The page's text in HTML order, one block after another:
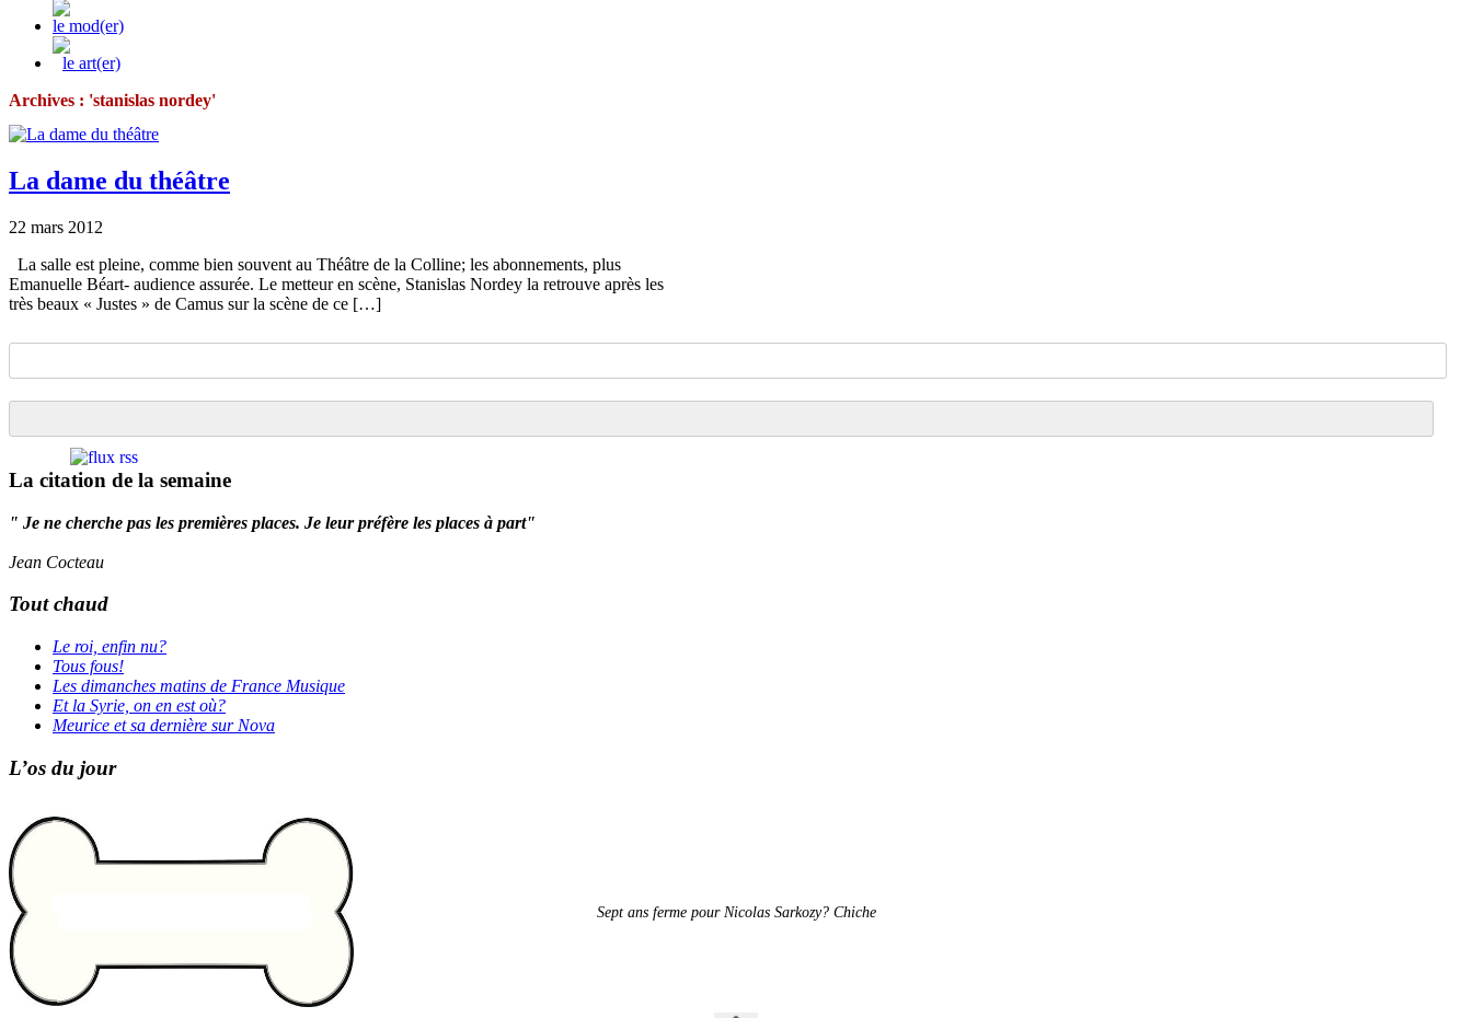
le mod(er)
le art(er)
Archives : 'stanislas nordey'
La dame du théâtre
22 mars 2012
La salle est pleine, comme bien souvent au Théâtre de la Colline; les abonnements, plus
Emanuelle Béart- audience assurée. Le metteur en scène, Stanislas Nordey la retrouve après les
très beaux « Justes » de Camus sur la scène de ce […]
La citation de la semaine
" Je ne cherche pas les premières places. Je leur préfère les places à part"
Jean Cocteau
Tout chaud
Le roi, enfin nu?
Tous fous!
Les dimanches matins de France Musique
Et la Syrie, on en est où?
Meurice et sa dernière sur Nova
L’os du jour
Sept ans ferme pour Nicolas Sarkozy? Chiche